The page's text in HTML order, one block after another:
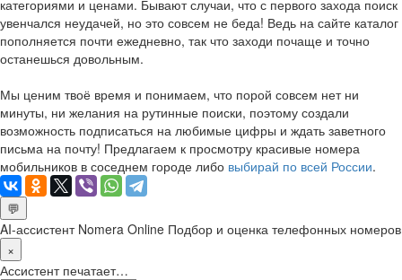
категориями и ценами. Бывают случаи, что с первого захода поиск
увенчался неудачей, но это совсем не беда! Ведь на сайте каталог
пополняется почти ежедневно, так что заходи почаще и точно
останешься довольным.
Мы ценим твоё время и понимаем, что порой совсем нет ни
минуты, ни желания на рутинные поиски, поэтому создали
возможность подписаться на любимые цифры и ждать заветного
письма на почту! Предлагаем к просмотру красивые номера
мобильников в соседнем городе либо выбирай по всей России.
💬
AI-ассистент Nomera Online Подбор и оценка телефонных номеров
×
Ассистент печатает…